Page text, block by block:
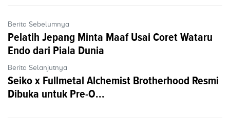
Berita Sebelumnya
Pelatih Jepang Minta Maaf Usai Coret Wataru
Endo dari Piala Dunia
Berita Selanjutnya
Seiko x Fullmetal Alchemist Brotherhood Resmi
Dibuka untuk Pre-O...